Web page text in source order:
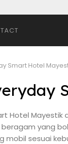
Smart Hotel
Hotel
yang
mobil sesuai